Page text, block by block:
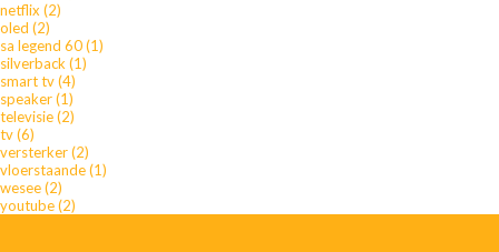
netflix (2)
oled (2)
sa legend 60(1)
silverback (1)
smart tv(4)
speaker(1)
televisie(2)
tv(6)
versterker(2)
vloerstaande(1)
wesee(2)
youtube(2)